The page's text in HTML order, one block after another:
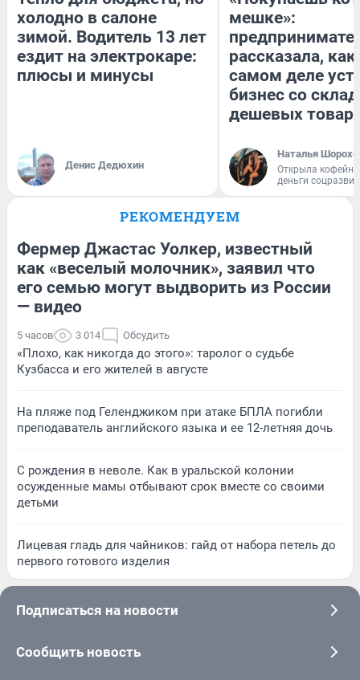
холодно в салоне
зимой. Водитель 13 лет
ездит на электрокаре:
плюсы и минусы
Денис Дедюхин
мешке»:
рассказала, как
самом деле
бизнес со
дешевых
Наталья
Открыла
деньги
РЕКОМЕНДУЕМ
Фермер Джастас Уолкер, известный
как «веселый молочник», заявил что
его семью могут выдворить из России
— видео
5 часов 3 014 Обсудить
«Плохо, как никогда до этого»: таролог о судьбе
Кузбасса и его жителей в августе
На пляже под Геленджиком при атаке БПЛА погибли
преподаватель английского языка и ее 12-летняя дочь
С рождения в неволе. Как в уральской колонии
осужденные мамы отбывают срок вместе со своими
детьми
Лицевая гладь для чайников: гайд от набора петель до
первого готового изделия
Подписаться на новости
Сообщить новость